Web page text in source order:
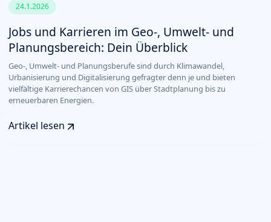
24.1.2026
Jobs und Karrieren im Geo-, Umwelt- und
Planungsbereich: Dein Überblick
Geo-, Umwelt- und Planungsberufe sind durch Klimawandel,
Urbanisierung und Digitalisierung gefragter denn je und bieten
vielfältige Karrierechancen von GIS über Stadtplanung bis zu
erneuerbaren Energien.
Artikel lesen